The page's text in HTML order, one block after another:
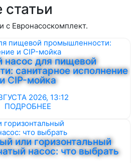
с Евронасоскомплект.
насос для пищевой
санитарное исполнение
и CIP-мойка
2026, 13:12
ПОДРОБНЕЕ
или горизонтальный
насос: что выбрать